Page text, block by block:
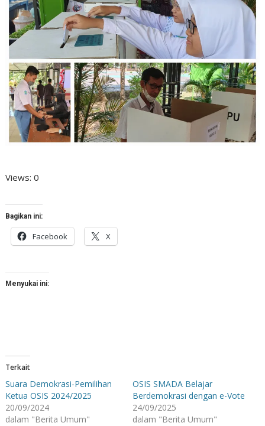
Views: 0
Bagikan ini:
Facebook X
Menyukai ini:
Terkait
Suara Demokrasi-Pemilihan
Ketua OSIS 2024/2025
20/09/2024
dalam "Berita Umum"
OSIS SMADA Belajar
Berdemokrasi dengan e-Vote
24/09/2025
dalam "Berita Umum"